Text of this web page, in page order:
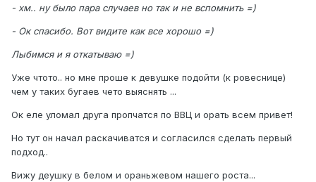
- хм.. ну было пара случаев но так и не вспомнить =)
- Ок спасибо. Вот видите как все хорошо =)
Лыбимся и я откатываю =)
Уже чтото.. но мне проше к девушке подойти (к ровеснице)
чем у таких бугаев чето выяснять ...
Ок еле уломал друга пропчатся по ВВЦ и орать всем привет!
Но тут он начал раскачиватся и согласился сделать первый
подход..
Вижу деушку в белом и ораньжевом нашего роста...